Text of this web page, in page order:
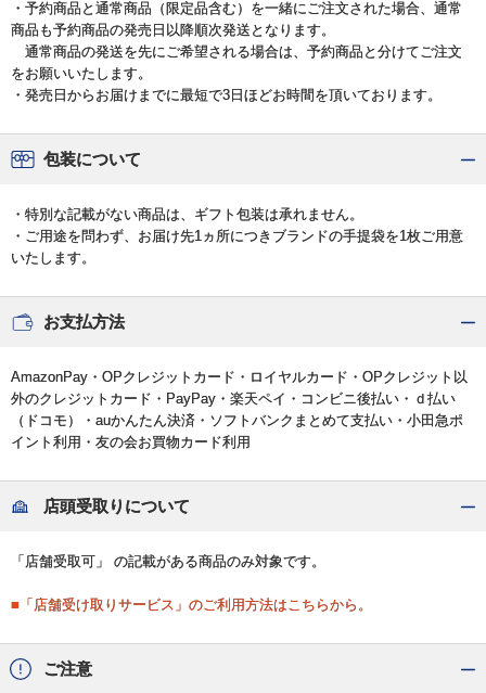
・予約商品と通常商品（限定品含む）を一緒にご注文された場合、通常
商品も予約商品の発売日以降順次発送となります。
通常商品の発送を先にご希望される場合は、予約商品と分けてご注文
をお願いいたします。
・発売日からお届けまでに最短で3日ほどお時間を頂いております。
包装について
・特別な記載がない商品は、ギフト包装は承れません。
・ご用途を問わず、お届け先1ヵ所につきブランドの手提袋を1枚ご用意
いたします。
お支払方法
AmazonPay・OPクレジットカード・ロイヤルカード・OPクレジット以
外のクレジットカード・PayPay・楽天ペイ・コンビニ後払い・ｄ払い
（ドコモ）・auかんたん決済・ソフトバンクまとめて支払い・小田急ポ
イント利用・友の会お買物カード利用
店頭受取りについて
「店舗受取可」 の記載がある商品のみ対象です。
■「店舗受け取りサービス」のご利用方法はこちらから。
ご注意